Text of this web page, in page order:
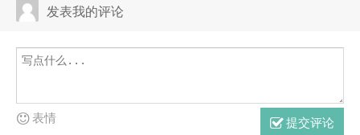
发表我的评论
提交评论
表情